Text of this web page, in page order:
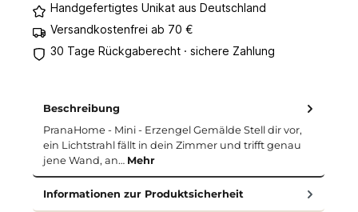
Handgefertigtes Unikat aus Deutschland
Versandkostenfrei ab 70 €
30 Tage Rückgaberecht · sichere Zahlung
Beschreibung
PranaHome - Mini - Erzengel Gemälde Stell dir vor,
ein Lichtstrahl fällt in dein Zimmer und trifft genau
jene Wand, an… Mehr
Informationen zur Produktsicherheit